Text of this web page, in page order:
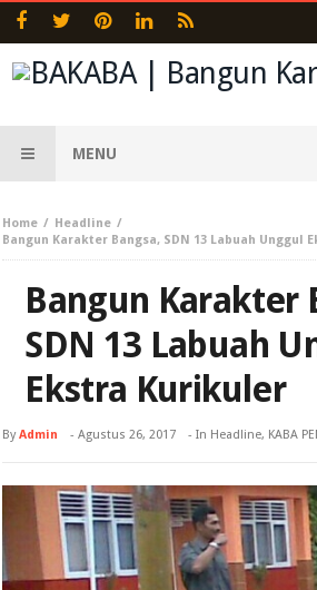
MENU
Home
Headline
Bangun Karakter Bangsa, SDN 13 Labuah Unggul
Bangun Karakter
SDN 13 Labuah
Ekstra Kurikuler
ByAdmin -Agustus 26, 2017 - In Headline, KABA